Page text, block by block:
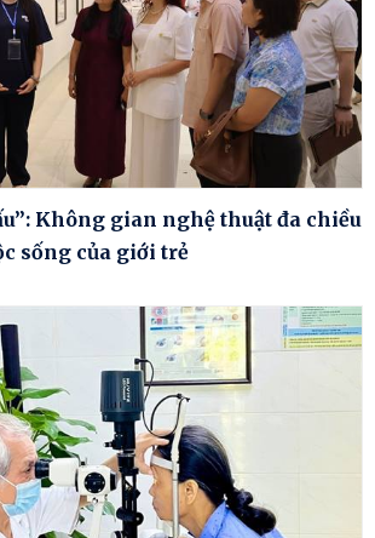
Không gian nghệ thuật đa chiều
sống của giới trẻ